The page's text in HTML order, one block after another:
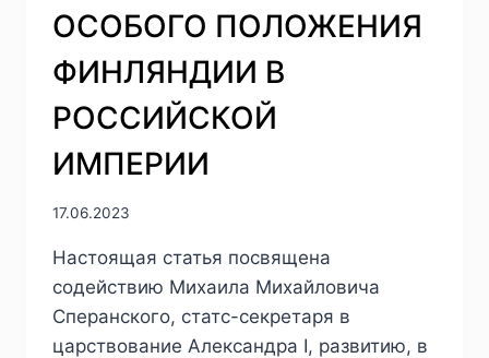
ОСОБОГО ПОЛОЖЕНИЯ
ФИНЛЯНДИИ В
РОССИЙСКОЙ
ИМПЕРИИ
17.06.2023
Настоящая статья посвящена
содействию Михаила Михайловича
Сперанского, статс-секретаря в
царствование Александра I, развитию, в